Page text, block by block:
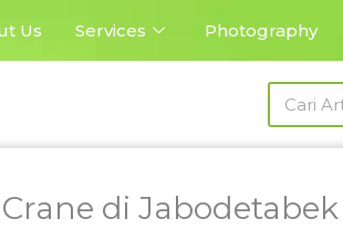
Us Services Photography
Search
di Jabodetabek